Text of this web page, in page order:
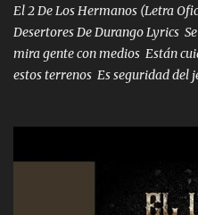
El 2 De Los Hermanos (Letra
Desertores De Durango Lyrics
mira gente con medios Están
estos terrenos Es seguridad del
ni tampoco las mujeres porque
que estar alegres doy las
Música Si es que salta algún